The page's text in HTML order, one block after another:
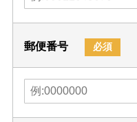
郵便番号 必須